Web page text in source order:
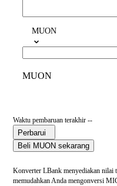
MUON
MUON
Waktu pembaruan terakhir --
Perbarui
Beli MUON sekarang
Konverter LBank menyediakan
memudahkan Anda mengonversi